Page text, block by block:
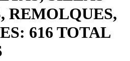
REMOLQUES,
616 TOTAL